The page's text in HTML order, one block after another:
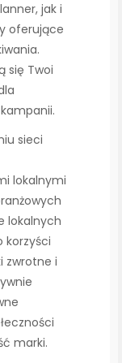
jak i
oferujące
się Twoi
sieci
lokalnymi
lokalnych
korzyści
zwrotne i
marki.